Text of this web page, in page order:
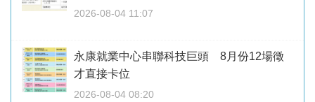
2026-08-04 11:07
永康就業中心串聯科技巨頭 8月份12場徵
才直接卡位
2026-08-04 08:20